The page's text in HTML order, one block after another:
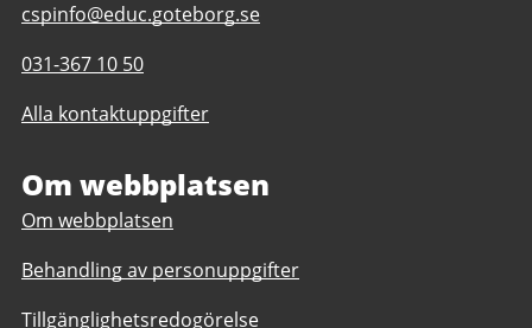
E-
till
Center
för
cspinfo@educ.goteborg.se
Telefonnummer
Center
språkintroduktion
031-367 10 50
Alla kontaktuppgifter
Om webbplatsen
Om webbplatsen
Behandling av personuppgifter
Tillgänglighetsredogörelse